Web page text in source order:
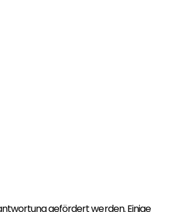
gefördert werden. Einige